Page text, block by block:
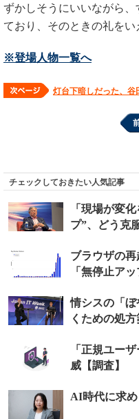
ずかしそうにいいながら
ており、そのときの礼をい
※登場人物一覧へ
灯台下暗しだった、谷
チェックしておきたい人気記事